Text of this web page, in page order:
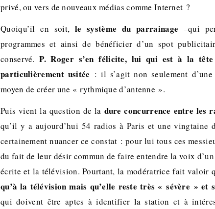
privé, ou vers de nouveaux médias comme Internet ?
Quoiqu’il en soit, le système du parrainage –qui
programmes et ainsi de bénéficier d’un spot
conservé.P. Roger s’en félicite, lui qui est à la
particulièrement usitée : il s’agit non seulement
moyen de créer une « rythmique d’antenne ».
Puis vient la question de la dure concurrence entre les
qu’il y a aujourd’hui 54 radios à Paris et une vingtaine
certainement nuancer ce constat : pour lui tous ces
du fait de leur désir commun de faire entendre la voix
écrite et la télévision. Pourtant, la modératrice fait valoir
qu’à la télévision mais qu’elle reste très « sévère » et
qui doivent être aptes à identifier la station et à